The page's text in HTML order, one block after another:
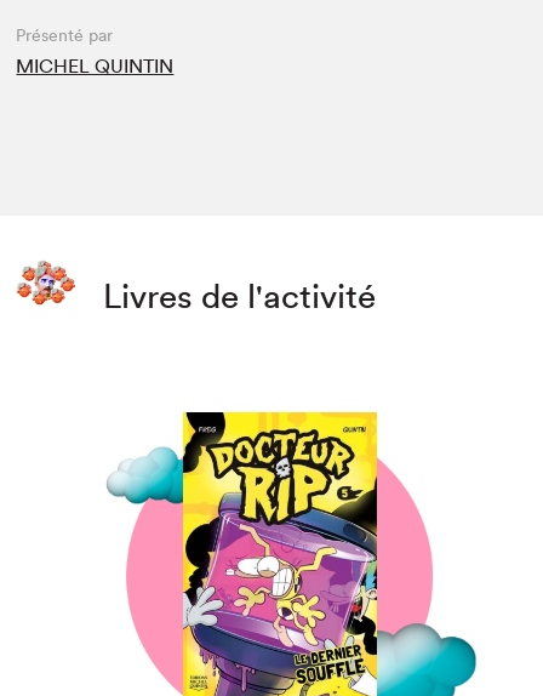
Présenté par
MICHEL QUINTIN
Livres de l'activité